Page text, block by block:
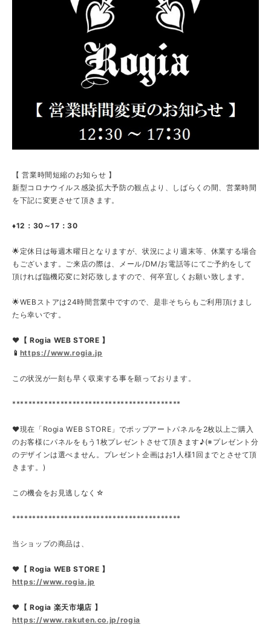
【 営業時間短縮のお知らせ 】
新型コロナウイルス感染拡大予防の観点より、しばらくの間、営業時間
を下記に変更させて頂きます。
♦12：30～17：30
🌟定休日は毎週木曜日となりますが、状況により週末等、休業する場合
もございます。ご来店の際は、メール/DM/お電話等にてご予約をして
頂ければ臨機応変に対応致しますので、何卒宜しくお願い致します。
🌟WEBストアは24時間営業中ですので、是非そちらもご利用頂けまし
たら幸いです。
❤【 Rogia WEB STORE 】
📱 https://www.rogia.jp
この状況が一刻も早く収束する事を願っております。
******************************************
❤現在「Rogia WEB STORE」でポップアートパネルを2枚以上ご購入
のお客様にパネルをもう1枚プレゼントさせて頂きます♪(※プレゼント分
のデザインは選べません。プレゼント企画はお1人様1回までとさせて頂
きます。)
この機会をお見逃しなく☆
******************************************
当ショップの商品は、
❤【 Rogia WEB STORE 】
https://www.rogia.jp
❤【 Rogia 楽天市場店 】
https://www.rakuten.co.jp/rogia